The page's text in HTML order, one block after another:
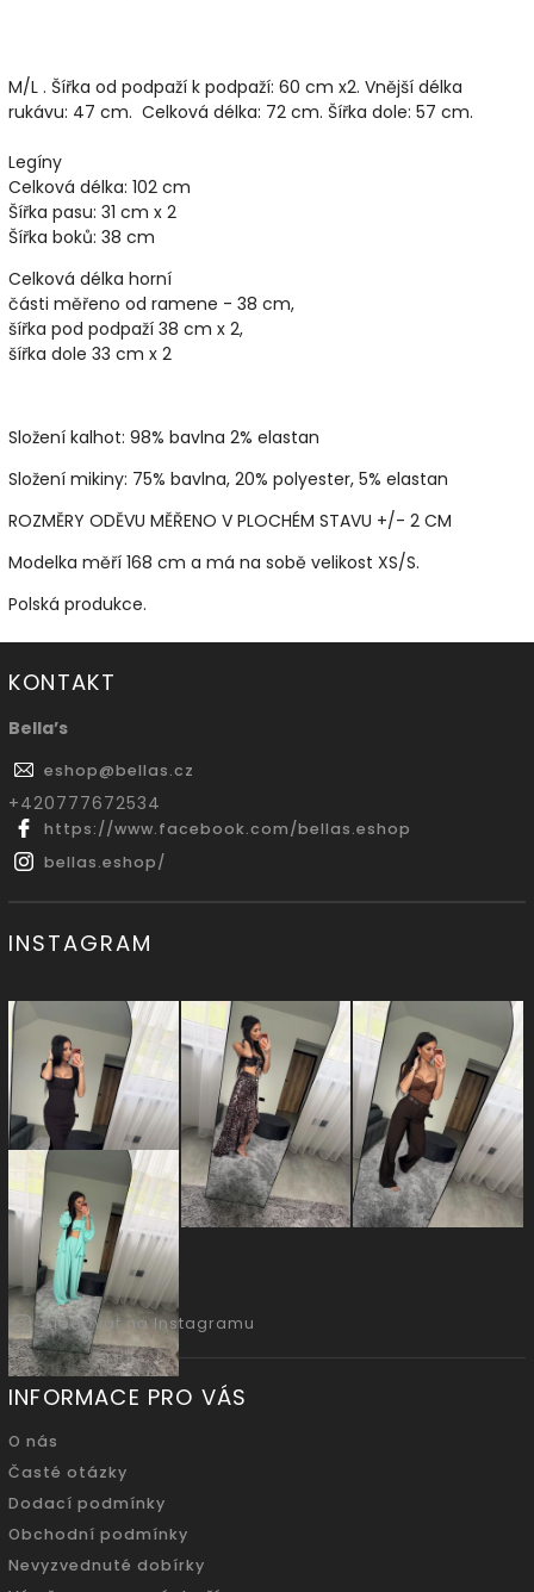
M/L . Šířka od podpaží k podpaží: 60 cm x2. Vnější délka
rukávu: 47 cm. Celková délka: 72 cm. Šířka dole: 57 cm.
Legíny
Celková délka: 102 cm
Šířka pasu: 31 cm x 2
Šířka boků: 38 cm
Celková délka horní
části měřeno od ramene - 38 cm,
šířka pod podpaží 38 cm x 2,
šířka dole 33 cm x 2
Složení kalhot: 98% bavlna 2% elastan
Složení mikiny: 75% bavlna, 20% polyester, 5% elastan
ROZMĚRY ODĚVU MĚŘENO V PLOCHÉM STAVU +/- 2 CM
Modelka měří 168 cm a má na sobě velikost XS/S.
Polská produkce.
KONTAKT
Bella’s
eshop@bellas.cz
‭+420777672534
https://www.facebook.com/bellas.eshop
bellas.eshop/
INSTAGRAM
Sledovat na Instagramu
INFORMACE PRO VÁS
O nás
Časté otázky
Dodací podmínky
Obchodní podmínky
Nevyzvednuté dobírky